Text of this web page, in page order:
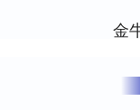
金